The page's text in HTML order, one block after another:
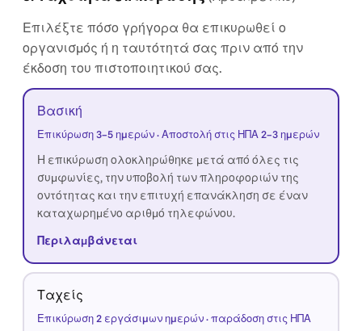
Επιλέξτε πόσο γρήγορα θα επικυρωθεί ο
οργανισμός ή η ταυτότητά σας πριν από την
έκδοση του πιστοποιητικού σας.
Βασική
Επικύρωση 3–5 ημερών · Αποστολή στις ΗΠΑ 2–3 ημερών
Η επικύρωση ολοκληρώθηκε μετά από όλες τις
συμφωνίες, την υποβολή των πληροφοριών της
οντότητας και την επιτυχή επανάκληση σε έναν
καταχωρημένο αριθμό τηλεφώνου.
Περιλαμβάνεται
Ταχείς
Επικύρωση 2 εργάσιμων ημερών · παράδοση στις ΗΠΑ